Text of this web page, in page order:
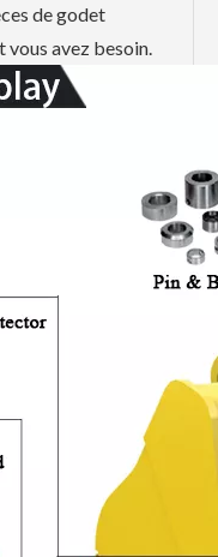
de godet
avez besoin.